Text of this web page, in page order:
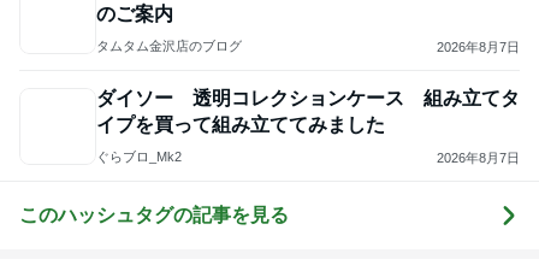
のご案内
タムタム金沢店のブログ 2026年8月7日
ダイソー 透明コレクションケース 組み立てタ
イプを買って組み立ててみました
ぐらブロ_Mk2 2026年8月7日
このハッシュタグの記事を見る